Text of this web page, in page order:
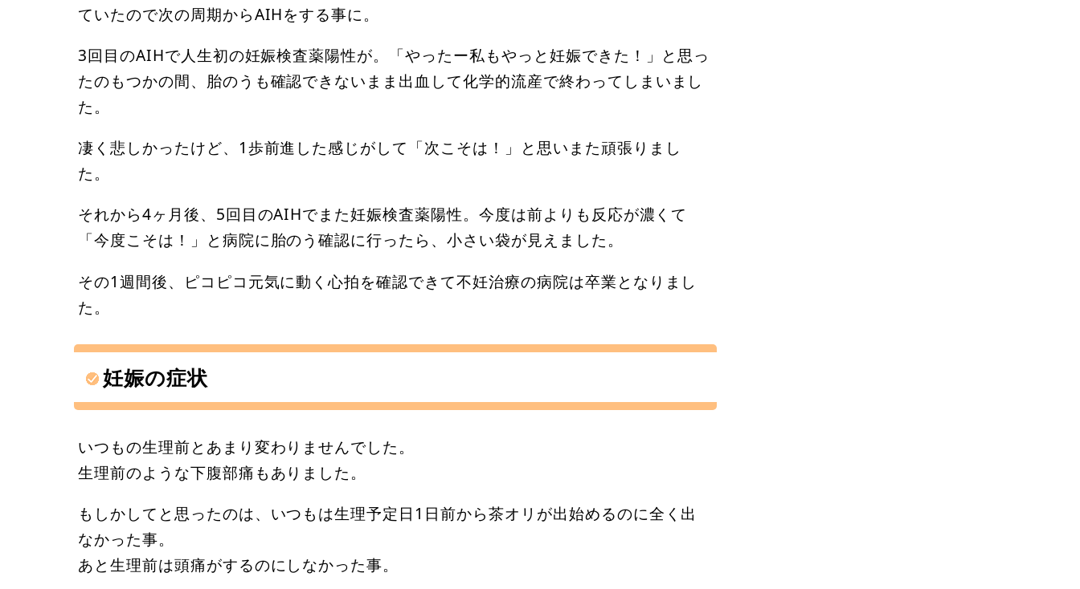
ていたので次の周期からAIHをする事に。
3回目のAIHで人生初の妊娠検査薬陽性が。「やったー私もやっと妊娠できた！」と思っ
たのもつかの間、胎のうも確認できないまま出血して化学的流産で終わってしまいまし
た。
凄く悲しかったけど、1歩前進した感じがして「次こそは！」と思いまた頑張りまし
た。
それから4ヶ月後、5回目のAIHでまた妊娠検査薬陽性。今度は前よりも反応が濃くて
「今度こそは！」と病院に胎のう確認に行ったら、小さい袋が見えました。
その1週間後、ピコピコ元気に動く心拍を確認できて不妊治療の病院は卒業となりまし
た。
妊娠の症状
いつもの生理前とあまり変わりませんでした。
生理前のような下腹部痛もありました。
もしかしてと思ったのは、いつもは生理予定日1日前から茶オリが出始めるのに全く出
なかった事。
あと生理前は頭痛がするのにしなかった事。